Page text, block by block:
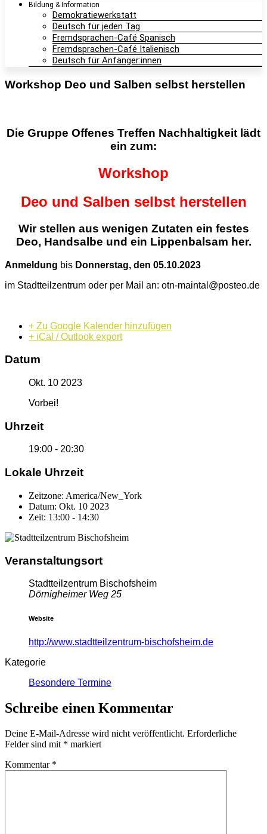
Bildung & Information
Demokratiewerkstatt
Deutsch für jeden Tag
Fremdsprachen-Café Spanisch
Fremdsprachen-Café Italienisch
Deutsch für Anfänger:innen
Workshop Deo und Salben selbst herstellen
Die Gruppe Offenes Treffen Nachhaltigkeit lädt
ein zum:
Workshop
Deo und Salben selbst herstellen
Wir stellen aus wenigen Zutaten ein festes
Deo, Handsalbe und ein Lippenbalsam her.
Anmeldung bis Donnerstag, den 05.10.2023
im Stadtteilzentrum oder per Mail an: otn-maintal@posteo.de
+ Zu Google Kalender hinzufügen
+ iCal / Outlook export
Datum
Okt. 10 2023
Vorbei!
Uhrzeit
19:00 - 20:30
Lokale Uhrzeit
Zeitzone: America/New_York
Datum: Okt. 10 2023
Zeit: 13:00 - 14:30
Veranstaltungsort
Stadtteilzentrum Bischofsheim
Dörnigheimer Weg 25
Website
http://www.stadtteilzentrum-bischofsheim.de
Kategorie
Besondere Termine
Schreibe einen Kommentar
Deine E-Mail-Adresse wird nicht veröffentlicht. Erforderliche
Felder sind mit * markiert
Kommentar *